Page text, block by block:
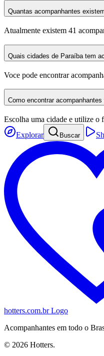
Quantas acompanhantes
Atualmente existem 41
Quais cidades de Paraíba tem
Voce pode encontrar
Como encontrar
Escolha uma cidade e utilize o
Explorar
Buscar
hotters.com.br Logo
Acompanhantes em todo o
© 2026 Hotters.